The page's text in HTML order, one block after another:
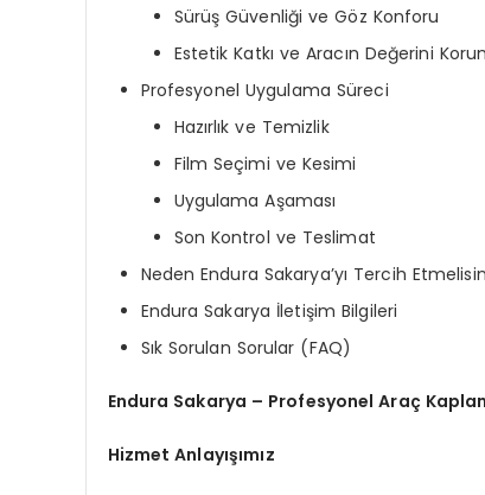
Sürüş Güvenliği ve Göz Konforu
Estetik Katkı ve Aracın Değerini
Profesyonel Uygulama Süreci
Hazırlık ve Temizlik
Film Seçimi ve Kesimi
Uygulama Aşaması
Son Kontrol ve Teslimat
Neden Endura Sakarya’yı Tercih
Endura Sakarya İletişim Bilgileri
Sık Sorulan Sorular (FAQ)
Endura Sakarya – Profesyonel Araç
Hizmet Anlayışımız